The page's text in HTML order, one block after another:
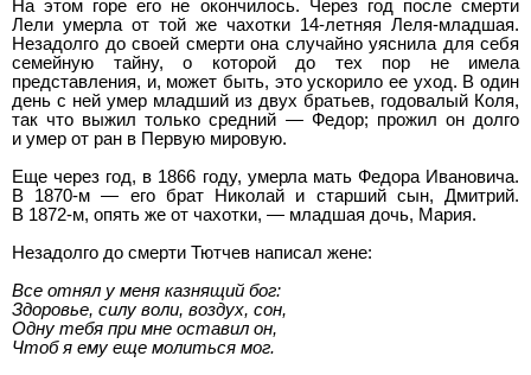
На этом горе его не окончилось. Через год после смерти
Лели умерла от той же чахотки 14-летняя Леля-младшая.
Незадолго до своей смерти она случайно уяснила для себя
семейную тайну, о которой до тех пор не имела
представления, и, может быть, это ускорило ее уход. В один
день с ней умер младший из двух братьев, годовалый Коля,
так что выжил только средний — Федор; прожил он долго
и умер от ран в Первую мировую.
Еще через год, в 1866 году, умерла мать Федора Ивановича.
В 1870-м — его брат Николай и старший сын, Дмитрий.
В 1872-м, опять же от чахотки, — младшая дочь, Мария.
Незадолго до смерти Тютчев написал жене:
Все отнял у меня казнящий бог:
Здоровье, силу воли, воздух, сон,
Одну тебя при мне оставил он,
Чтоб я ему еще молиться мог.